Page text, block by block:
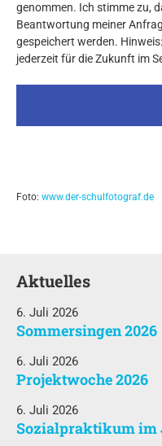
genommen. Ich stimme zu,
Beantwortung meiner
gespeichert werden.
jederzeit für die Zukunft im
Foto: www.der-schulfotograf.de
Aktuelles
6. Juli 2026
Sommersingen 2026
6. Juli 2026
Projektwoche 2026
6. Juli 2026
Sozialpraktikum im